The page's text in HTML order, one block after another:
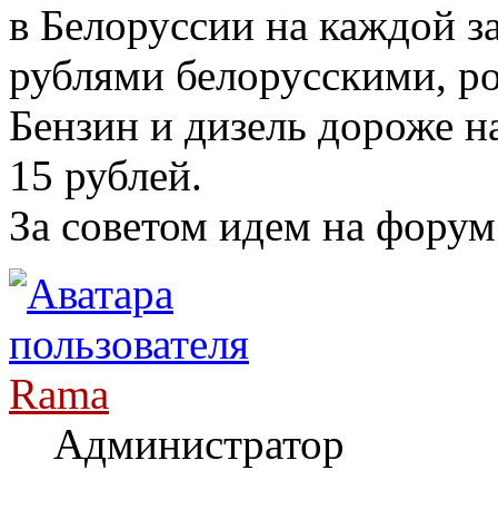
в Белоруссии на каждой
рублями белорусскими,
Бензин и дизель дороже
15 рублей.
За советом идем на
Rama
Администратор